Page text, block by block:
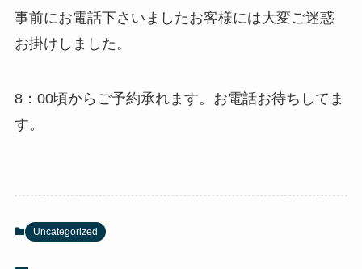
事前にお電話下さいましたお客様には大変ご迷惑
お掛けしました。
8：00頃からご予約承れます。お電話お待ちしてま
す。
Uncategorized